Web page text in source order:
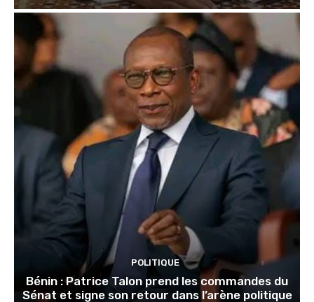
POLITIQUE
Bénin : Patrice Talon prend les commandes du
Sénat et signe son retour dans l’arène politique